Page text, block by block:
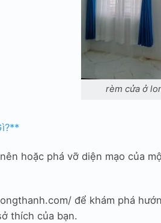
rèm cửa ở
hoặc phá vỡ diện mạo của
để khám phá
thích của bạn.